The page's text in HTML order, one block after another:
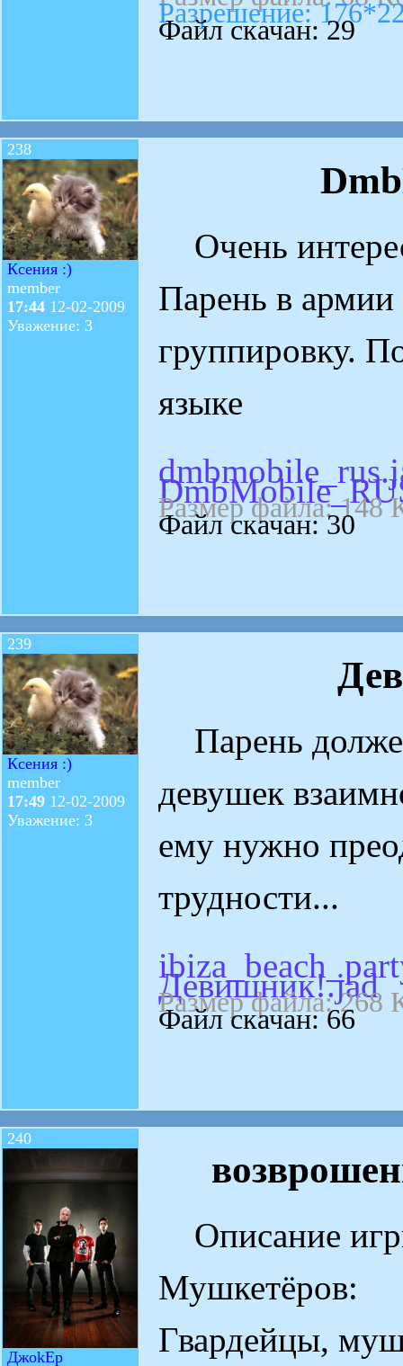
Разрешение:
Файл скачан: 29
238
Ксения :)
member
17:44 12-02-2009
Уважение: 3
Очень
Парень в армии
группировку.
языке
Размер файла: 148
Файл скачан: 30
239
Ксения :)
member
17:49 12-02-2009
Уважение: 3
Парень
девушек
ему нужно
трудности...
Девишник!.jad
Размер файла: 268
Файл скачан: 66
240
ДжоkEр
Описание
Мушкетёров:
Гвардейцы,